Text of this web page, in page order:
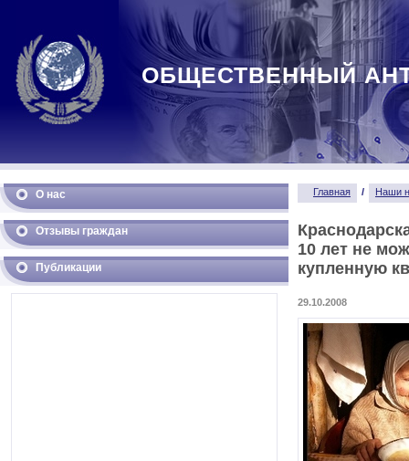
ОБЩЕСТВЕННЫЙ
О нас
Отзывы граждан
Публикации
Главная / Наши
10 лет не
купленную
29.10.2008